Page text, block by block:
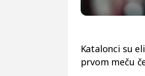
Katalonci su
prvom meču